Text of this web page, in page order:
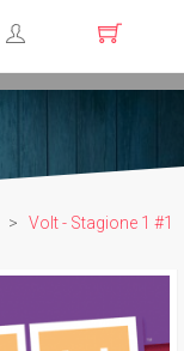
> Volt - Stagione 1 #1